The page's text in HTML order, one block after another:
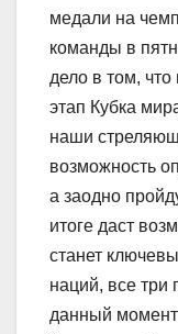
медали на
команды в
дело в том,
этап Кубка
наши
возможность
а заодно
итоге даст
станет
наций, все три
данный